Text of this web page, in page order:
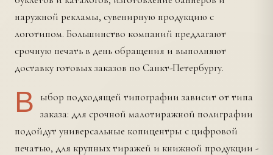
наружной рекламы, сувенирную продукцию с
логотипом. Большинство компаний предлагают
срочную печать в день обращения и выполняют
доставку готовых заказов по Санкт-Петербургу.
В
ыбор подходящей типографии зависит от типа
заказа: для срочной малотиражной полиграфии
подойдут универсальные копицентры с цифровой
печатью, для крупных тиражей и книжной продукции -